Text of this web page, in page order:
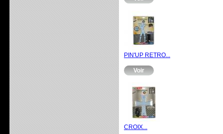
PIN'UP RETRO...
Voir
CROIX...